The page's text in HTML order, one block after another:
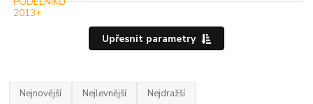
Upřesnit parametry
Nejnovější Nejlevnější Nejdražší